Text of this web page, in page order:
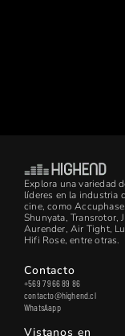
Explora una variedad
líderes en la industria
cine, como
Shunyata, Transrotor,
Aurender, Air Tight,
Hifi Rose, entre otras.
Contacto
+569 7 966 89 86
contacto@highend.cl
WhatsAapp
Vistanos en